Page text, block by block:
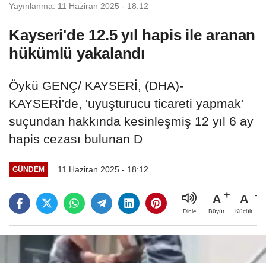
Yayınlanma: 11 Haziran 2025 - 18:12
Kayseri'de 12.5 yıl hapis ile aranan
hükümlü yakalandı
Öykü GENÇ/ KAYSERİ, (DHA)-
KAYSERİ'de, 'uyuşturucu ticareti yapmak'
suçundan hakkında kesinleşmiş 12 yıl 6 ay
hapis cezası bulunan D
GÜNDEM 11 Haziran 2025 - 18:12
Dinle
A
Büyüt
A
Küçült